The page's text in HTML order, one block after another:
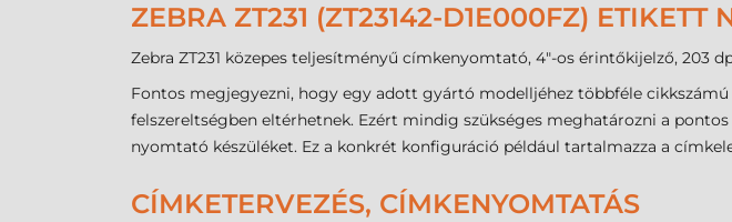
ZEBRA ZT231 (ZT23142-D1E000FZ) ETIKETT
Zebra ZT231 közepes teljesítményű címkenyomtató, 4"-os érintőkijelző, 203
Fontos megjegyezni, hogy egy adott gyártó modelljéhez többféle
felszereltségben eltérhetnek. Ezért mindig szükséges meghatározni a
nyomtató készüléket. Ez a konkrét konfiguráció például tartalmazza a
CÍMKETERVEZÉS, CÍMKENYOMTATÁS